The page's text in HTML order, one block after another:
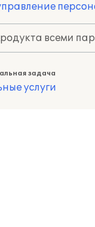
всеми
задача
услуги